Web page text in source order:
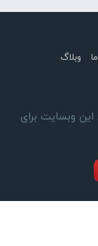
وبلاگ
این وبسایت برای